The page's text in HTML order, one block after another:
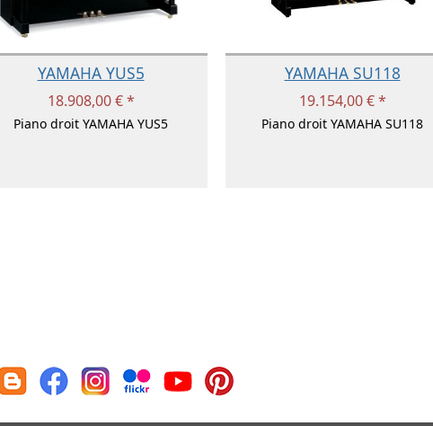
YAMAHA YUS5
18.908,00 € *
Piano droit YAMAHA YUS5
YAMAHA SU118
19.154,00 € *
Piano droit YAMAHA SU118